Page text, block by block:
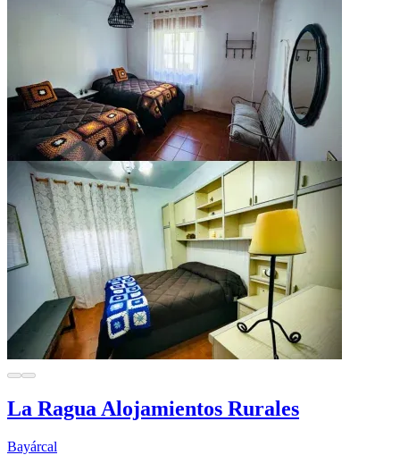
La Ragua Alojamientos Rurales
Bayárcal